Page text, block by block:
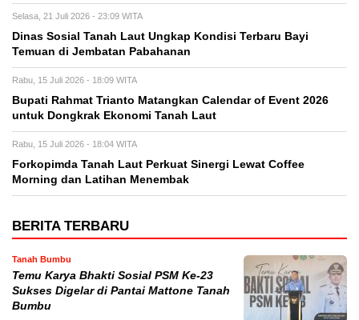
Selasa, 21 Juli 2026 - 23:09 WITA
Dinas Sosial Tanah Laut Ungkap Kondisi Terbaru Bayi
Temuan di Jembatan Pabahanan
Rabu, 15 Juli 2026 - 18:09 WITA
Bupati Rahmat Trianto Matangkan Calendar of Event 2026
untuk Dongkrak Ekonomi Tanah Laut
Rabu, 15 Juli 2026 - 18:04 WITA
Forkopimda Tanah Laut Perkuat Sinergi Lewat Coffee
Morning dan Latihan Menembak
BERITA TERBARU
Tanah Bumbu
Temu Karya Bhakti Sosial PSM Ke-23
Sukses Digelar di Pantai Mattone Tanah
Bumbu